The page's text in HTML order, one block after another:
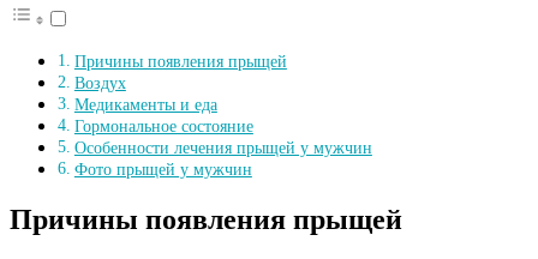
Причины появления прыщей
Воздух
Медикаменты и еда
Гормональное состояние
Особенности лечения прыщей у мужчин
Фото прыщей у мужчин
Причины появления прыщей